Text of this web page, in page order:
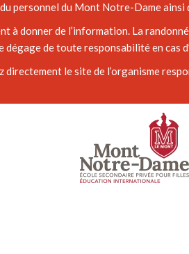
personnel du Mont Notre-Dame ainsi
à donner de l’information. La
de toute responsabilité en cas
directement le site de l’organisme